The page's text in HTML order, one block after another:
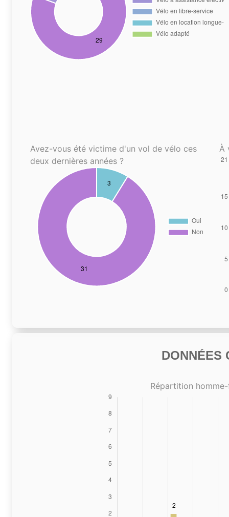
Avez-vous été victime d'un vol de vélo ces
deux dernières années ?
À
DONNÉES
Répartition